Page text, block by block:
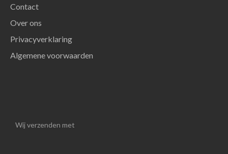
Contact
Over ons
Privacyverklaring
Algemene voorwaarden
Wij verzenden met